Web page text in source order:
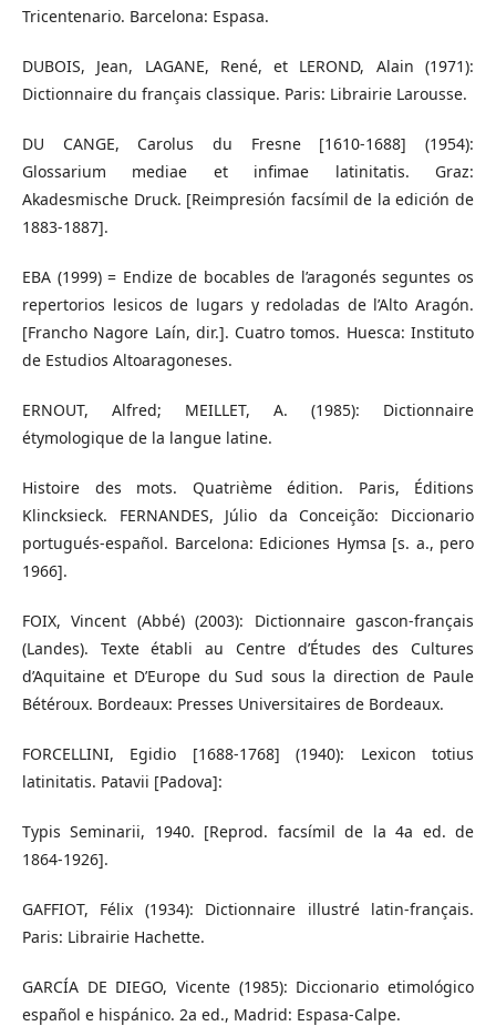
Tricentenario. Barcelona: Espasa.
DUBOIS, Jean, LAGANE, René, et LEROND, Alain (1971):
Dictionnaire du français classique. Paris: Librairie Larousse.
DU CANGE, Carolus du Fresne [1610-1688] (1954):
Glossarium mediae et infimae latinitatis. Graz:
Akadesmische Druck. [Reimpresión facsímil de la edición de
1883-1887].
EBA (1999) = Endize de bocables de l’aragonés seguntes os
repertorios lesicos de lugars y redoladas de l’Alto Aragón.
[Francho Nagore Laín, dir.]. Cuatro tomos. Huesca: Instituto
de Estudios Altoaragoneses.
ERNOUT, Alfred; MEILLET, A. (1985): Dictionnaire
étymologique de la langue latine.
Histoire des mots. Quatrième édition. Paris, Éditions
Klincksieck. FERNANDES, Júlio da Conceição: Diccionario
portugués-español. Barcelona: Ediciones Hymsa [s. a., pero
1966].
FOIX, Vincent (Abbé) (2003): Dictionnaire gascon-français
(Landes). Texte établi au Centre d’Études des Cultures
d’Aquitaine et D’Europe du Sud sous la direction de Paule
Bétéroux. Bordeaux: Presses Universitaires de Bordeaux.
FORCELLINI, Egidio [1688-1768] (1940): Lexicon totius
latinitatis. Patavii [Padova]:
Typis Seminarii, 1940. [Reprod. facsímil de la 4a ed. de
1864-1926].
GAFFIOT, Félix (1934): Dictionnaire illustré latin-français.
Paris: Librairie Hachette.
GARCÍA DE DIEGO, Vicente (1985): Diccionario etimológico
español e hispánico. 2a ed., Madrid: Espasa-Calpe.